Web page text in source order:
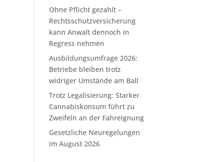
Ohne Pflicht gezahlt –
Rechtsschutzversicherung
kann Anwalt dennoch in
Regress nehmen
Ausbildungsumfrage 2026:
Betriebe bleiben trotz
widriger Umstände am Ball
Trotz Legalisierung: Starker
Cannabiskonsum führt zu
Zweifeln an der Fahreignung
Gesetzliche Neuregelungen
im August 2026